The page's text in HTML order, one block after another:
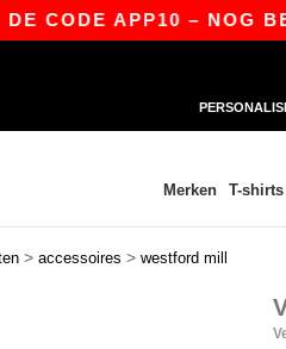
APP10 – NOG
Merken T-shirts
> accessoires > westford mill